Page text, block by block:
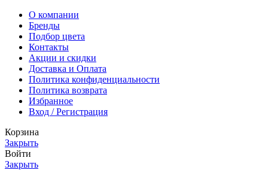
О компании
Бренды
Подбор цвета
Контакты
Акции и скидки
Доставка и Оплата
Политика конфиденциальности
Политика возврата
Избранное
Вход / Регистрация
Корзина
Закрыть
Войти
Закрыть